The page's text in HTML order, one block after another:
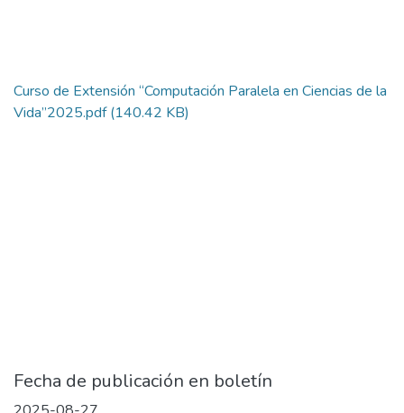
Curso de Extensión “Computación Paralela en Ciencias de la
Vida”2025.pdf(140.42 KB)
Fecha de publicación en boletín